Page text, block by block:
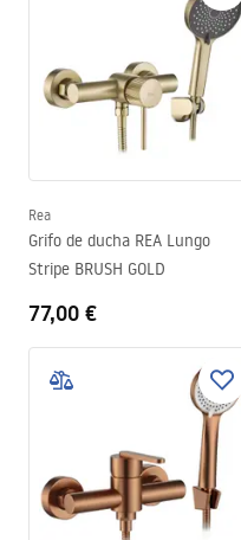
Rea
Grifo de ducha REA Lungo
Stripe BRUSH GOLD
77,00 €